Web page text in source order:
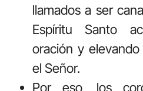
llamados a ser
Espíritu Santo
oración y
el Señor.
Por eso, los